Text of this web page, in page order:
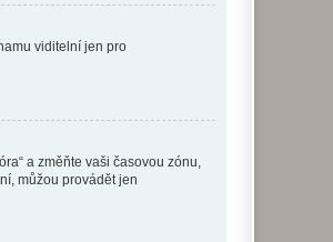
viditelní jen pro
a změňte vaši časovou zónu,
můžou provádět jen